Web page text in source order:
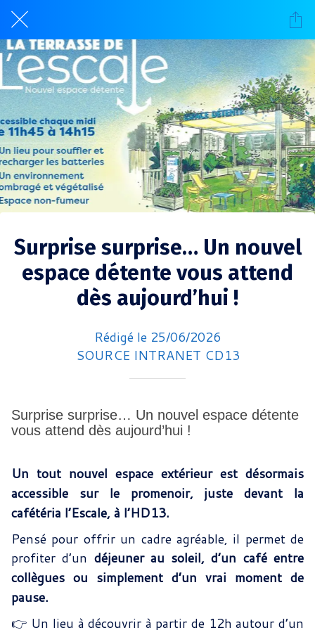
Surprise surprise… Un nouvel
espace détente vous attend
dès aujourd’hui !
Rédigé le 25/06/2026
SOURCE INTRANET CD13
Surprise surprise… Un nouvel espace détente
vous attend dès aujourd’hui !
Un tout nouvel espace extérieur est désormais
accessible sur le promenoir, juste devant la
cafétéria l’Escale, à l’HD13.
Pensé pour offrir un cadre agréable, il permet de
profiter d’un déjeuner au soleil, d’un café entre
collègues ou simplement d’un vrai moment de
pause.
👉 Un lieu à découvrir à partir de 12h autour d’un